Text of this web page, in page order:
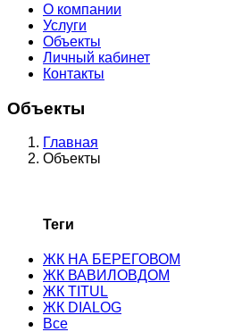
О компании
Услуги
Объекты
Личный кабинет
Контакты
Объекты
Главная
Объекты
Теги
ЖК НА БЕРЕГОВОМ
ЖК ВАВИЛОВДОМ
ЖК TITUL
ЖК DIALOG
Все